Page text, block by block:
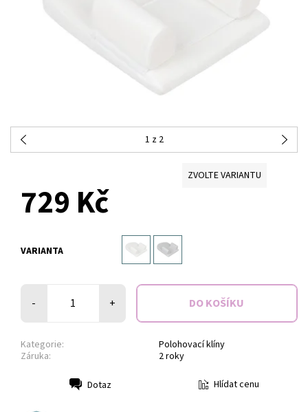
1 z 2
ZVOLTE VARIANTU
729 Kč
VARIANTA
- +
Kategorie:
Polohovací klíny
Záruka:
2 roky
Dotaz Hlídat cenu